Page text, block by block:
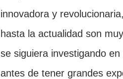
innovadora y
hasta la actualidad son
se siguiera investigando
antes de tener grandes